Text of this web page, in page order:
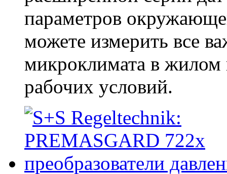
параметров
можете измерить все
микроклимата в
рабочих условий.